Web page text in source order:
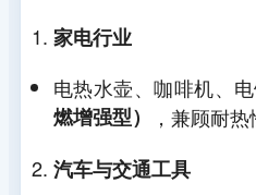
阻
能
★★★ (需
阻燃剂)
(易达
家电行业
电热水壶、咖啡机、
燃增强型）
，兼顾耐热
汽车与交通工具